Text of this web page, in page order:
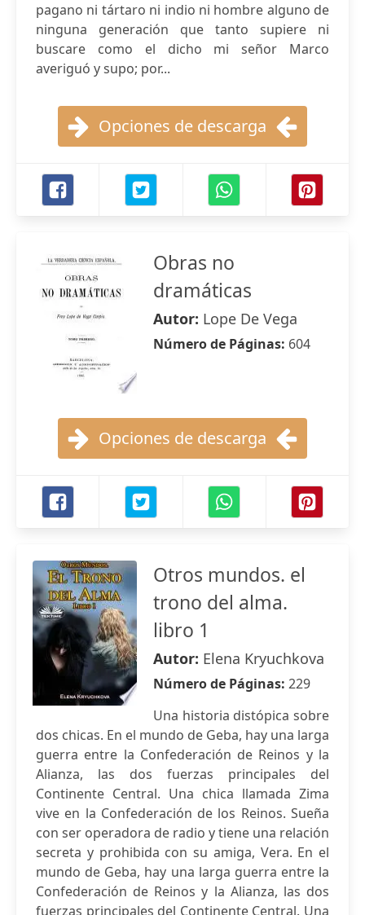
pagano ni tártaro ni indio ni hombre alguno de
ninguna generación que tanto supiere ni
buscare como el dicho mi señor Marco
averiguó y supo; por...
Opciones de descarga
Obras no
dramáticas
Autor: Lope De Vega
Número de Páginas: 604
Opciones de descarga
Otros mundos. el
trono del alma.
libro 1
Autor: Elena Kryuchkova
Número de Páginas: 229
Una historia distópica sobre
dos chicas. En el mundo de Geba, hay una larga
guerra entre la Confederación de Reinos y la
Alianza, las dos fuerzas principales del
Continente Central. Una chica llamada Zima
vive en la Confederación de los Reinos. Sueña
con ser operadora de radio y tiene una relación
secreta y prohibida con su amiga, Vera. En el
mundo de Geba, hay una larga guerra entre la
Confederación de Reinos y la Alianza, las dos
fuerzas principales del Continente Central. Una